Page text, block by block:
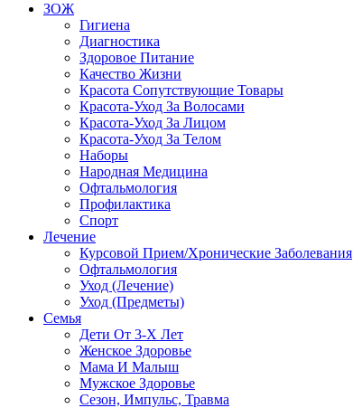
ЗОЖ
Гигиена
Диагностика
Здоровое Питание
Качество Жизни
Красота Сопутствующие Товары
Красота-Уход За Волосами
Красота-Уход За Лицом
Красота-Уход За Телом
Наборы
Народная Медицина
Офтальмология
Профилактика
Спорт
Лечение
Курсовой Прием/Хронические Заболевания
Офтальмология
Уход (Лечение)
Уход (Предметы)
Семья
Дети От 3-Х Лет
Женское Здоровье
Мама И Малыш
Мужское Здоровье
Сезон, Импульс, Травма